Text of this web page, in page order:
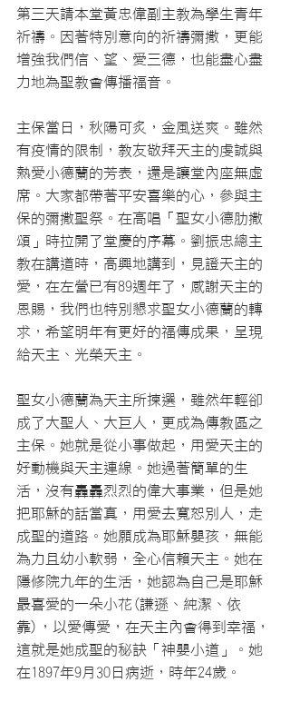
第三天請本堂黃忠偉副主教為學生青年
祈禱。因著特別意向的祈禱彌撒，更能
增強我們信、望、愛三德，也能盡心盡
力地為聖教會傳播福音。
主保當日，秋陽可炙，金風送爽。雖然
有疫情的限制，教友敬拜天主的虔誠與
熱愛小德蘭的芳表，還是讓堂內座無虛
席。大家都帶著平安喜樂的心，參與主
保的彌撒聖祭。在高唱「聖女小德肋撒
頌」時拉開了堂慶的序幕。劉振忠總主
教在講道時，高興地講到，見證天主的
愛，在左營已有89週年了，感謝天主的
恩賜，我們也特別懇求聖女小德蘭的轉
求，希望明年有更好的福傳成果，呈現
給天主、光榮天主。
聖女小德蘭為天主所揀選，雖然年輕卻
成了大聖人、大巨人，更成為傳教區之
主保。她就是從小事做起，用愛天主的
好動機與天主連線。她過著簡單的生
活，沒有轟轟烈烈的偉大事業，但是她
把耶穌的話當真，用愛去寬恕別人，走
成聖的道路。她願成為耶穌嬰孩，無能
為力且幼小軟弱，全心信賴天主。她在
隱修院九年的生活，她認為自己是耶穌
最喜愛的一朵小花(謙遜、純潔、依
靠)，以愛傳愛，在天主內會得到幸福，
這就是她成聖的秘訣「神嬰小道」。她
在1897年9月30日病逝，時年24歲。